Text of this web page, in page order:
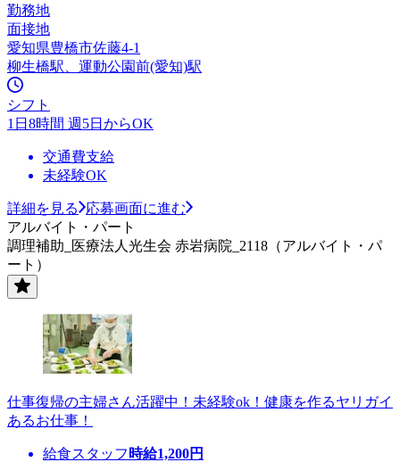
勤務地
面接地
愛知県豊橋市佐藤4-1
柳生橋駅、運動公園前(愛知)駅
シフト
1日8時間 週5日からOK
交通費支給
未経験OK
詳細を見る
応募画面に進む
アルバイト・パート
調理補助_医療法人光生会 赤岩病院_2118（アルバイト・パ
ート）
仕事復帰の主婦さん活躍中！未経験ok！健康を作るヤリガイ
あるお仕事！
給食スタッフ 時給1,200円